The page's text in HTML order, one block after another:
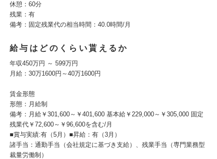
休憩：60分
残業：有
備考：固定残業代の相当時間：40.0時間/月
給与はどのくらい貰えるか
年収450万円 ～ 599万円
月給：30万1600円～40万1600円
賃金形態
形態：月給制
備考：月給￥301,600～￥401,600 基本給￥229,000～￥305,000 固定
残業代￥72,600～￥96,600を含む/月
■賞与実績:有（5月）■昇給：有（3月）
諸手当：通勤手当（会社規定に基づき支給）、残業手当（専門業務型
裁量労働制）